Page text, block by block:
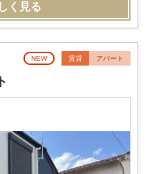
く見る
NEW 賃貸 アパート